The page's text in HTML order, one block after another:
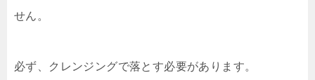
せん。
必ず、クレンジングで落とす必要があります。